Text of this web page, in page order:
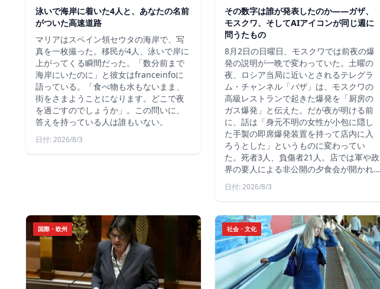
泳いで海岸に着いた4人と、あなたの名前
がついた高速道路
マリアはスペイン領セウタの海岸で、写
真を一枚撮った。移民が4人、泳いで岸に
上がってくる瞬間だった。「数分前まで
海岸にいたのに」と彼女はfranceinfoに
語っている。「食べ物も水もないまま、
街をさまようことになります。どこで夜
を過ごすのでしょうか」。この問いに、
答えを持っている人は誰もいない。
日付: 2026/8/3
その数字は誰が発表したのか——ガザ、
モスクワ、そしてAIアイコンが同じ週に
問うたもの
8月2日の日曜日、モスクワでは前夜の爆
発の説明が一晩で変わっていた。土曜の
夜、ロシア当局に近いとされるテレグラ
ム・チャンネル「バザ」は、モスクワの
高級レストランで起きた爆発を「厨房の
ガス爆発」と伝えた。だが夜が明ける前
に、話は「身元不明の女性が小包に隠し
た手製の即席爆発装置を持って店内に入
ろうとした」というものに変わってい
た。死者3人、負傷者21人。店では軍や政
界の要人による非公開の夕食会が開かれ…
日付: 2026/8/3
国際・欧州 社会・文化